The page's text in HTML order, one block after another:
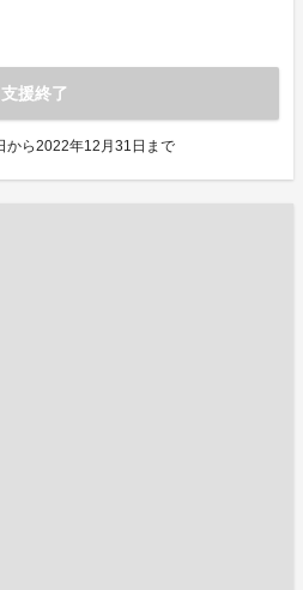
支援終了
から2022年12月31日まで